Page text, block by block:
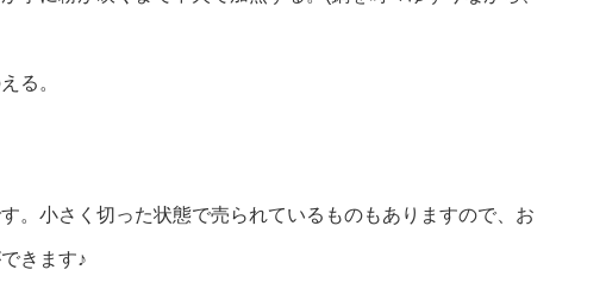
る。
。小さく切った状態で売られているものもありますので、お
きます♪